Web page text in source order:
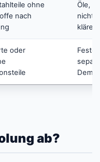
ohne
nach
Öle,
klären
oder
Feste
ab?